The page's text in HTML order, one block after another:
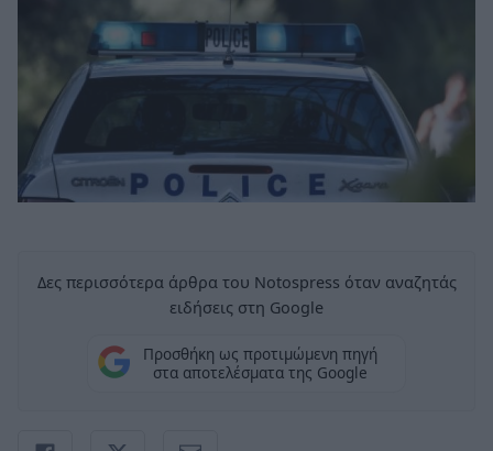
Δες περισσότερα άρθρα του Notospress όταν αναζητάς
ειδήσεις στη Google
Προσθήκη ως προτιμώμενη πηγή
στα αποτελέσματα της Google